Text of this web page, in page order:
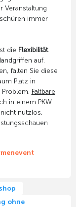
Veranstaltung
immer
die Flexibilität.
auf.
falten Sie diese
Platz in
Faltbare
in einem PKW
nutzlos,
ohne